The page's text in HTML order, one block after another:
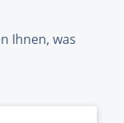
Ihnen, was